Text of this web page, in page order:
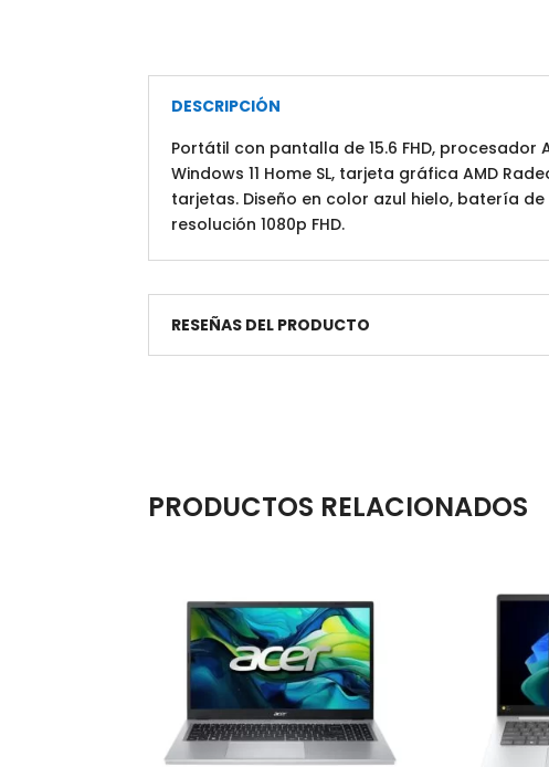
DESCRIPCIÓN
Portátil con pantalla de 15.6 FHD, procesador
Windows 11 Home SL, tarjeta gráfica AMD
tarjetas. Diseño en color azul hielo, batería de
resolución 1080p FHD.
RESEÑAS DEL PRODUCTO
PRODUCTOS RELACIONADOS